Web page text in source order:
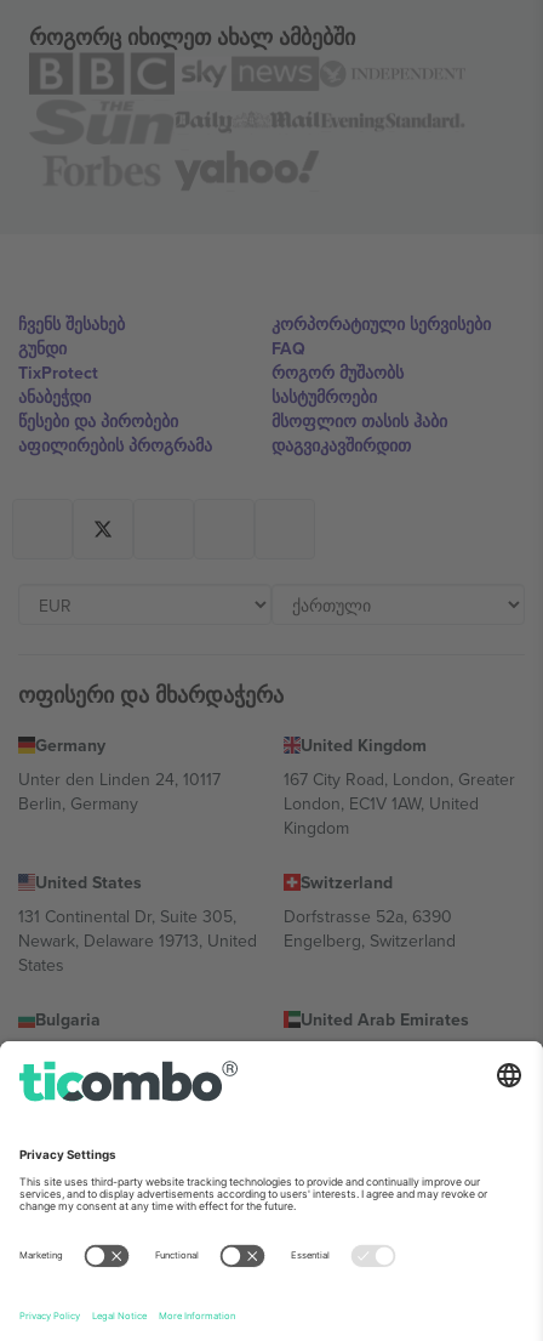
როგორც იხილეთ ახალ ამბებში
ჩვენს შესახებ
გუნდი
TixProtect
ანაბეჭდი
წესები და პირობები
აფილირების პროგრამა
კორპორატიული სერვისები
FAQ
როგორ მუშაობს
სასტუმროები
მსოფლიო თასის ჰაბი
დაგვიკავშირდით
ოფისერი და მხარდაჭერა
Germany
Unter den Linden 24, 10117
Berlin, Germany
United Kingdom
167 City Road, London, Greater
London, EC1V 1AW, United
Kingdom
United States
131 Continental Dr, Suite 305,
Newark, Delaware 19713, United
States
Switzerland
Dorfstrasse 52a, 6390
Engelberg, Switzerland
Bulgaria
Totleben 53-55, 1606 Sofia,
Bulgaria
United Arab Emirates
Building A1, Office 302, Dubai,
Mexico
Av Chapultepec 360, Roma
Norte, Cuauhtémoc, 06700
Ciudad de México, CDMX,
Mexico
პლატფორმის პროვაიდერის იურიდიული პირი იცვლება